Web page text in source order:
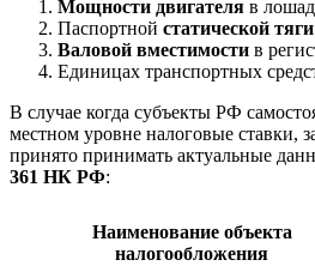
Мощности двигателя в
Паспортной статической тяги
Валовой вместимости в
Единицах транспортных
В случае когда субъекты РФ
местном уровне налоговые ставки,
принято принимать актуальные
361 НК РФ:
Наименование объекта
налогообложения